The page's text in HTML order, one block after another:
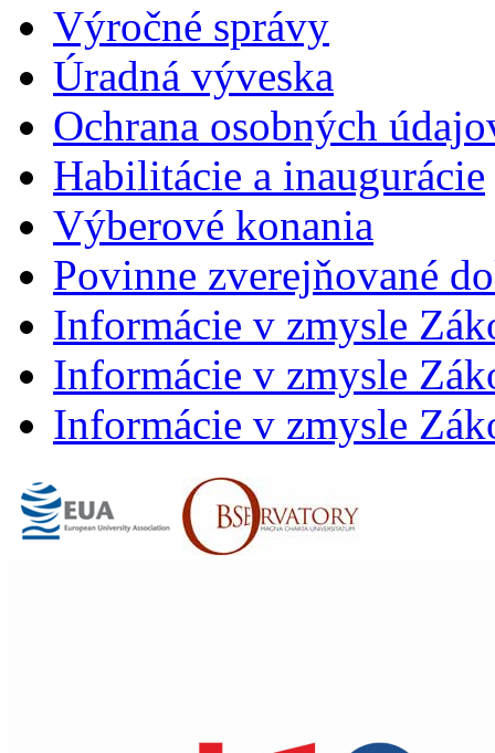
Výročné správy
Úradná výveska
Ochrana osobných
Habilitácie a inaugurácie
Výberové konania
Povinne zverejňované
Informácie v zmysle
Informácie v zmysle
Informácie v zmysle